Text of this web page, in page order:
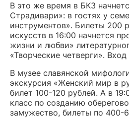
В это же время в БКЗ
Страдивари»: в гостях у
инструментов». Билеты 200
искусств в 16:00 начнется
жизни и любви»
«Творческие четверги».
В музее славянской
экскурсия «Женский мир в
билет 100-120 рублей. А в
класс по созданию
замужество, билеты по 400-